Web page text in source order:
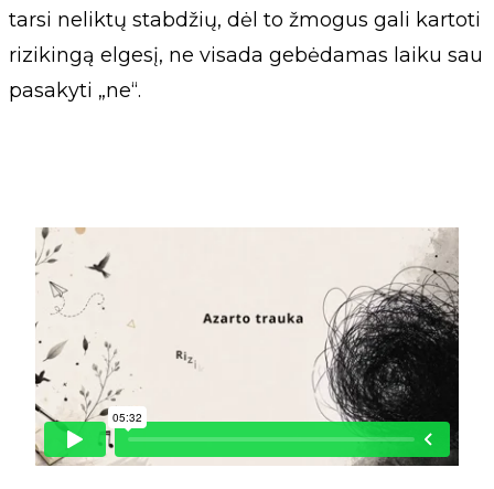
tarsi neliktų stabdžių, dėl to žmogus gali kartoti
rizikingą elgesį, ne visada gebėdamas laiku sau
pasakyti „ne“.